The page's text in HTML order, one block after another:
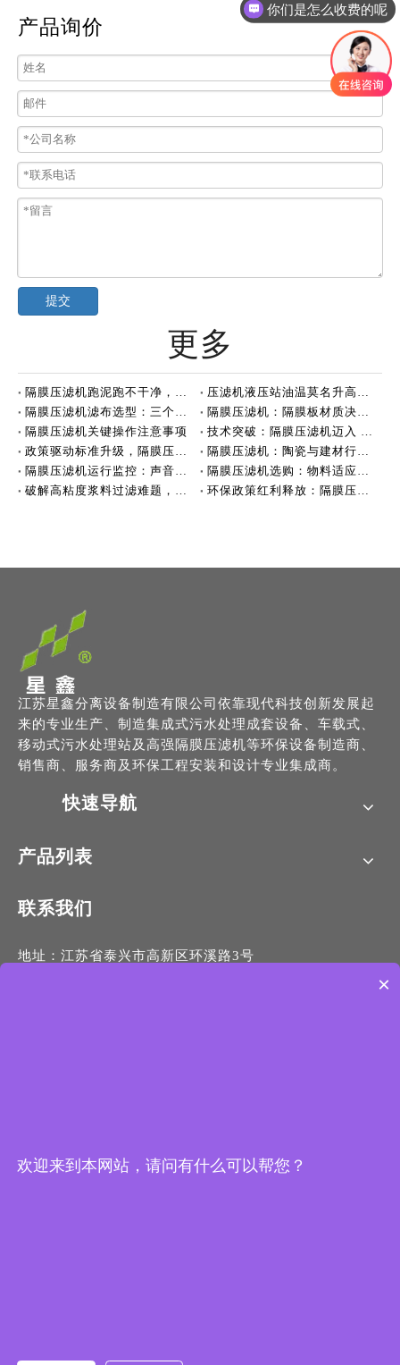
产品询价
提交
更多
隔膜压滤机跑泥跑不干净，可能滤布没选对
压滤机液压站油温莫名升高，可能不是油的问题
隔膜压滤机滤布选型：三个关键要素决定过滤效果
隔膜压滤机：隔膜板材质决定性能
隔膜压滤机关键操作注意事项
技术突破：隔膜压滤机迈入 4.0MPa + 深度脱水新时代
政策驱动标准升级，隔膜压滤机行业迈向高质量发展
隔膜压滤机：陶瓷与建材行业的脱水利器
隔膜压滤机运行监控：声音与压力
隔膜压滤机选购：物料适应性是关键
破解高粘度浆料过滤难题，效率跃升！
环保政策红利释放：隔膜压滤机市场迎来爆发式增长
江苏星鑫分离设备制造有限公司依靠现代科技创新发展起
来的专业生产、制造集成式污水处理成套设备、车载式、
移动式污水处理站及高强隔膜压滤机等环保设备制造商、
销售商、服务商及环保工程安装和设计专业集成商。
快速导航
产品列表
联系我们
地址：江苏省泰兴市高新区环溪路3号
你们是怎么收费的呢
×
欢迎来到本网站，请问有什么可以帮您？